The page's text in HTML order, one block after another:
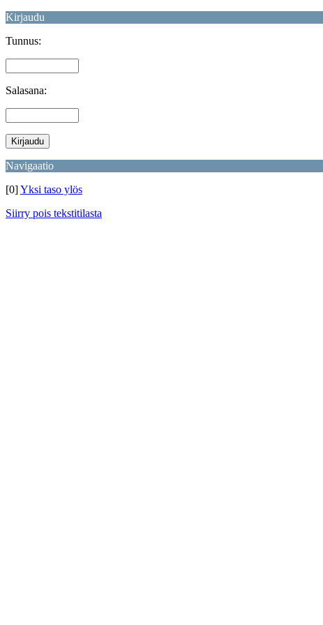
Kirjaudu
Tunnus:
Salasana:
Navigaatio
[0]Yksi taso ylös
Siirry pois tekstitilasta